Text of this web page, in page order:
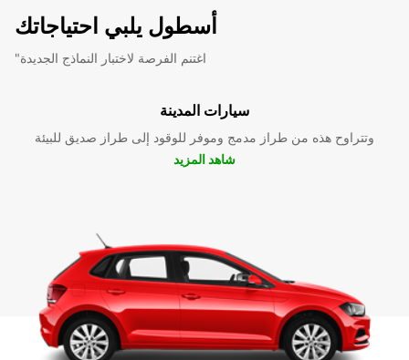
أسطول يلبي احتياجاتك
"اغتنم الفرصة لاختبار النماذج الجديدة
سيارات المدينة
وتتراوح هذه من طراز مدمج وموفر للوقود إلى طراز صديق للبيئة
شاهد المزيد